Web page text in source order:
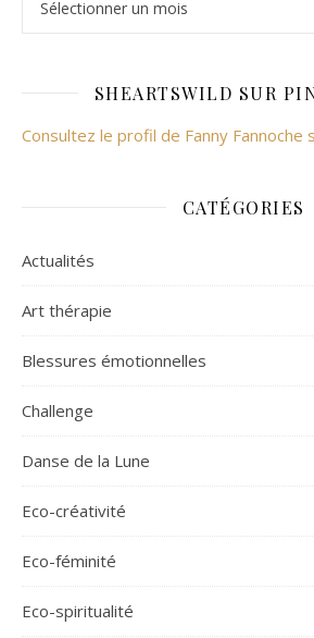
SHEARTSWILD SUR
Consultez le profil de Fanny Fannoche
CATÉGORIES
Actualités
Art thérapie
Blessures émotionnelles
Challenge
Danse de la Lune
Eco-créativité
Eco-féminité
Eco-spiritualité